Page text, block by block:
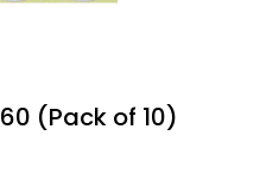
(Pack of 10)